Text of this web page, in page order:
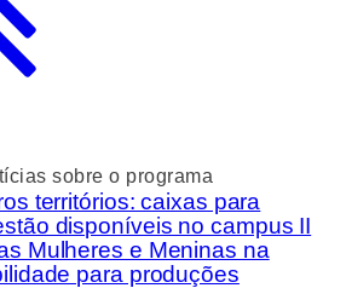
sobre o programa
territórios: caixas para
disponíveis no campus II
Mulheres e Meninas na
para produções